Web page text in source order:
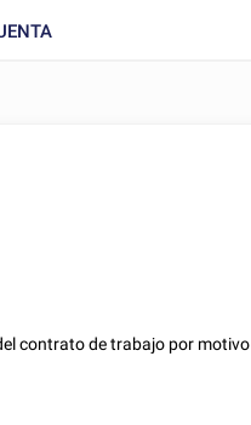
contrato de trabajo por